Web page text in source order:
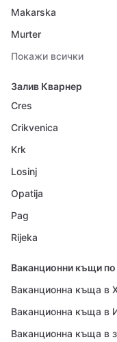
Makarska
Murter
Покажи всички
Залив Кварнер
Cres
Crikvenica
Krk
Losinj
Opatija
Pag
Rijeka
Ваканционни къщи по
Ваканционна къща в
Ваканционна къща в
Ваканционна къща в